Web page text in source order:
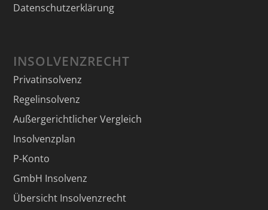
Datenschutzerklärung
INSOLVENZRECHT
Privatinsolvenz
Regelinsolvenz
Außergerichtlicher Vergleich
Insolvenzplan
P-Konto
GmbH Insolvenz
Übersicht Insolvenzrecht